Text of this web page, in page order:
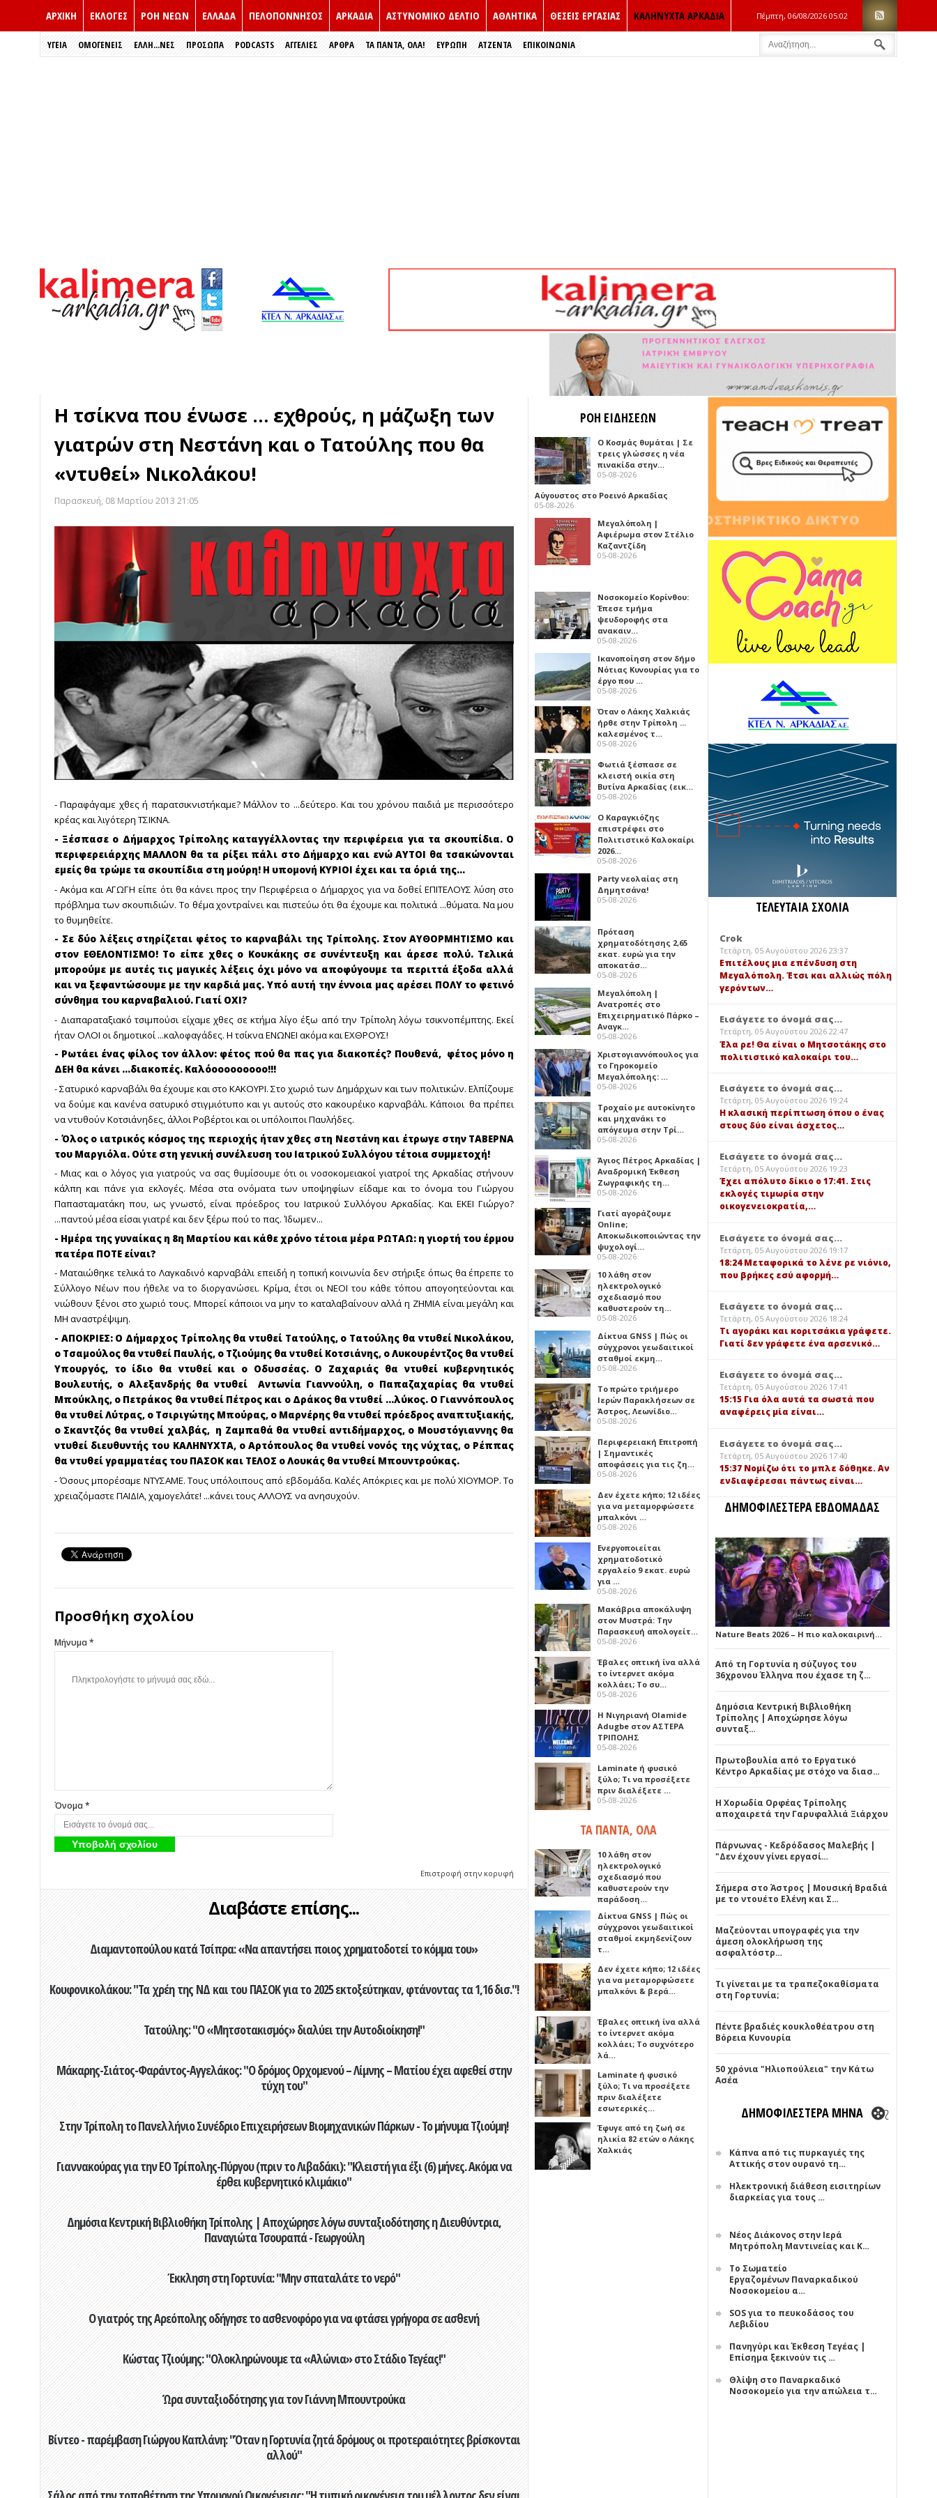
ΑΡΧΙΚΗ ΕΚΛΟΓΈΣ ΡΟΗ ΝΕΩΝ ΕΛΛΑΔΑ ΠΕΛΟΠΟΝΝΗΣΟΣ ΑΡΚΑΔΙΑ ΑΣΤΥΝΟΜΙΚΟ ΔΕΛΤΙΟ ΑΘΛΗΤΙΚΑ ΘΕΣΕΙΣ ΕΡΓΑΣΙΑΣ ΚΑΛΗΝΥΧΤΑ ΑΡΚΑΔΙΑ Πέμπτη, 06/08/2026 05:02
ΥΓΕΙΑ ΟΜΟΓΕΝΕΙΣ ΈΛΛΗ...ΝΕΣ ΠΡΌΣΩΠΑ PODCASTS ΑΓΓΕΛΙΕΣ ΑΡΘΡΑ ΤΑ ΠΑΝΤΑ, ΟΛΑ! ΕΥΡΏΠΗ ΑΤΖΕΝΤΑ ΕΠΙΚΟΙΝΩΝΙΑ
Η τσίκνα που ένωσε … εχθρούς, η μάζωξη των
γιατρών στη Νεστάνη και ο Τατούλης που θα
«ντυθεί» Νικολάκου!
Παρασκευή, 08 Μαρτίου 2013 21:05
- Παραφάγαμε χθες ή παρατσικνιστήκαμε? Μάλλον το ...δεύτερο. Και του χρόνου παιδιά με περισσότερο
κρέας και λιγότερη ΤΣΙΚΝΑ.
- Ξέσπασε ο Δήμαρχος Τρίπολης καταγγέλλοντας την περιφέρεια για τα σκουπίδια. Ο
περιφερειάρχης ΜΑΛΛΟΝ θα τα ρίξει πάλι στο Δήμαρχο και ενώ ΑΥΤΟΙ θα τσακώνονται
εμείς θα τρώμε τα σκουπίδια στη μούρη! Η υπομονή ΚΥΡΙΟΙ έχει και τα όριά της...
- Ακόμα και ΑΓΩΓΗ είπε ότι θα κάνει προς την Περιφέρεια ο Δήμαρχος για να δοθεί ΕΠΙΤΕΛΟΥΣ λύση στο
πρόβλημα των σκουπιδιών. Το θέμα χοντραίνει και πιστεύω ότι θα έχουμε και πολιτικά ...θύματα. Να μου
το θυμηθείτε.
- Σε δύο λέξεις στηρίζεται φέτος το καρναβάλι της Τρίπολης. Στον ΑΥΘΟΡΜΗΤΙΣΜΟ και
στον ΕΘΕΛΟΝΤΙΣΜΟ! Το είπε χθες ο Κουκάκης σε συνέντευξη και άρεσε πολύ. Τελικά
μπορούμε με αυτές τις μαγικές λέξεις όχι μόνο να αποφύγουμε τα περιττά έξοδα αλλά
και να ξεφαντώσουμε με την καρδιά μας. Υπό αυτή την έννοια μας αρέσει ΠΟΛΥ το φετινό
σύνθημα του καρναβαλιού. Γιατί ΟΧΙ?
- Διαπαραταξιακό τσιμπούσι είχαμε χθες σε κτήμα λίγο έξω από την Τρίπολη λόγω τσικνοπέμπτης. Εκεί
ήταν ΟΛΟΙ οι δημοτικοί ...καλοφαγάδες. Η τσίκνα ΕΝΩΝΕΙ ακόμα και ΕΧΘΡΟΥΣ!
- Ρωτάει ένας φίλος τον άλλον: φέτος πού θα πας για διακοπές? Πουθενά, φέτος μόνο η
ΔΕΗ θα κάνει ...διακοπές. Καλόοοοοοοοοο!!!
- Σατυρικό καρναβάλι θα έχουμε και στο ΚΑΚΟΥΡΙ. Στο χωριό των Δημάρχων και των πολιτικών. Ελπίζουμε
να δούμε και κανένα σατυρικό στιγμιότυπο και γι αυτούς στο κακουρέικο καρναβάλι. Κάποιοι θα πρέπει
να ντυθούν Κοτσιάνηδες, άλλοι Ροβέρτοι και οι υπόλοιποι Παυλήδες.
- Όλος ο ιατρικός κόσμος της περιοχής ήταν χθες στη Νεστάνη και έτρωγε στην ΤΑΒΕΡΝΑ
του Μαργιόλα. Ούτε στη γενική συνέλευση του Ιατρικού Συλλόγου τέτοια συμμετοχή!
- Μιας και ο λόγος για γιατρούς να σας θυμίσουμε ότι οι νοσοκομειακοί γιατροί της Αρκαδίας στήνουν
κάλπη και πάνε για εκλογές. Μέσα στα ονόματα των υποψηφίων είδαμε και το όνομα του Γιώργου
Παπασταματάκη που, ως γνωστό, είναι πρόεδρος του Ιατρικού Συλλόγου Αρκαδίας. Και ΕΚΕΙ Γιώργο?
...παντού μέσα είσαι γιατρέ και δεν ξέρω πού το πας. Ίδωμεν...
- Ημέρα της γυναίκας η 8η Μαρτίου και κάθε χρόνο τέτοια μέρα ΡΩΤΑΩ: η γιορτή του έρμου
πατέρα ΠΟΤΕ είναι?
- Ματαιώθηκε τελικά το Λαγκαδινό καρναβάλι επειδή η τοπική κοινωνία δεν στήριξε όπως θα έπρεπε το
Σύλλογο Νέων που ήθελε να το διοργανώσει. Κρίμα, έτσι οι ΝΕΟΙ του κάθε τόπου απογοητεύονται και
νιώθουν ξένοι στο χωριό τους. Μπορεί κάποιοι να μην το καταλαβαίνουν αλλά η ΖΗΜΙΑ είναι μεγάλη και
ΜΗ αναστρέψιμη.
- ΑΠΟΚΡΙΕΣ: Ο Δήμαρχος Τρίπολης θα ντυθεί Τατούλης, ο Τατούλης θα ντυθεί Νικολάκου,
ο Τσαμούλος θα ντυθεί Παυλής, ο Τζιούμης θα ντυθεί Κοτσιάνης, ο Λυκουρέντζος θα ντυθεί
Υπουργός, το ίδιο θα ντυθεί και ο Οδυσσέας. Ο Ζαχαριάς θα ντυθεί κυβερνητικός
Βουλευτής, ο Αλεξανδρής θα ντυθεί Αντωνία Γιαννούλη, ο Παπαζαχαρίας θα ντυθεί
Μπούκλης, ο Πετράκος θα ντυθεί Πέτρος και ο Δράκος θα ντυθεί ...λύκος. Ο Γιαννόπουλος
θα ντυθεί Λύτρας, ο Τσιριγώτης Μπούρας, ο Μαρνέρης θα ντυθεί πρόεδρος αναπτυξιακής,
ο Σκαντζός θα ντυθεί χαλβάς, η Ζαμπαθά θα ντυθεί αντιδήμαρχος, ο Μουστόγιαννης θα
ντυθεί διευθυντής του ΚΑΛΗΝΥΧΤΑ, ο Αρτόπουλος θα ντυθεί νονός της νύχτας, ο Ρέππας
θα ντυθεί γραμματέας του ΠΑΣΟΚ και ΤΕΛΟΣ ο Λουκάς θα ντυθεί Μπουντρούκας.
- Όσους μπορέσαμε ΝΤΥΣΑΜΕ. Τους υπόλοιπους από εβδομάδα. Καλές Απόκριες και με πολύ ΧΙΟΥΜΟΡ. Το
χρειαζόμαστε ΠΑΙΔΙΑ, χαμογελάτε! ...κάνει τους ΑΛΛΟΥΣ να ανησυχούν.
Προσθήκη σχολίου
Μήνυμα *
Όνομα *
Επιστροφή στην κορυφή
Διαβάστε επίσης...
Διαμαντοπούλου κατά Τσίπρα: «Να απαντήσει ποιος χρηματοδοτεί το κόμμα του»
Κουφονικολάκου: "Τα χρέη της ΝΔ και του ΠΑΣΟΚ για το 2025 εκτοξεύτηκαν, φτάνοντας τα 1,16 δισ."!
Τατούλης: "Ο «Μητσοτακισμός» διαλύει την Αυτοδιοίκηση!"
Μάκαρης-Σιάτος-Φαράντος-Αγγελάκος: "Ο δρόμος Ορχομενού – Λίμνης – Ματίου έχει αφεθεί στην
τύχη του"
Στην Τρίπολη το Πανελλήνιο Συνέδριο Επιχειρήσεων Βιομηχανικών Πάρκων - Το μήνυμα Τζιούμη!
Γιαννακούρας για την EO Τρίπολης-Πύργου (πριν το Λιβαδάκι): "Κλειστή για έξι (6) μήνες. Ακόμα να
έρθει κυβερνητικό κλιμάκιο"
Δημόσια Κεντρική Βιβλιοθήκη Τρίπολης | Αποχώρησε λόγω συνταξιοδότησης η Διευθύντρια,
Παναγιώτα Τσουραπά - Γεωργούλη
Έκκληση στη Γορτυνία: "Μην σπαταλάτε το νερό"
Ο γιατρός της Αρεόπολης οδήγησε το ασθενοφόρο για να φτάσει γρήγορα σε ασθενή
Κώστας Τζιούμης: "Ολοκληρώνουμε τα «Αλώνια» στο Στάδιο Τεγέας!"
Ώρα συνταξιοδότησης για τον Γιάννη Μπουντρούκα
Βίντεο - παρέμβαση Γιώργου Καπλάνη: "Όταν η Γορτυνία ζητά δρόμους οι προτεραιότητες βρίσκονται
αλλού"
ΡΟΗ ΕΙΔΗΣΕΩΝ
Ο Κοσμάς θυμάται | Σε
τρεις γλώσσες η νέα
πινακίδα στην…
05-08-2026
Αύγουστος στο Ροεινό Αρκαδίας
05-08-2026
Μεγαλόπολη |
Αφιέρωμα στον Στέλιο
Καζαντζίδη
05-08-2026
Νοσοκομείο Κορίνθου:
Έπεσε τμήμα
ψευδοροφής στα
ανακαιν…
05-08-2026
Ικανοποίηση στον δήμο
Νότιας Κυνουρίας για το
έργο που …
05-08-2026
Όταν ο Λάκης Χαλκιάς
ήρθε στην Τρίπολη ...
καλεσμένος τ…
05-08-2026
Φωτιά ξέσπασε σε
κλειστή οικία στη
Βυτίνα Αρκαδίας (εικ…
05-08-2026
Ο Καραγκιόζης
επιστρέφει στο
Πολιτιστικό Καλοκαίρι
2026…
05-08-2026
Party νεολαίας στη
Δημητσάνα!
05-08-2026
Πρόταση
χρηματοδότησης 2,65
εκατ. ευρώ για την
αποκατάσ…
05-08-2026
Μεγαλόπολη |
Ανατροπές στο
Επιχειρηματικό Πάρκο –
Αναγκ…
05-08-2026
Χριστογιαννόπουλος για
το Γηροκομείο
Μεγαλόπολης: …
05-08-2026
Τροχαίο με αυτοκίνητο
και μηχανάκι το
απόγευμα στην Τρί…
05-08-2026
Άγιος Πέτρος Αρκαδίας |
Αναδρομική Έκθεση
Ζωγραφικής τη…
05-08-2026
Γιατί αγοράζουμε
Online;
Αποκωδικοποιώντας την
ψυχολογί…
05-08-2026
10 λάθη στον
ηλεκτρολογικό
σχεδιασμό που
καθυστερούν τη…
05-08-2026
Δίκτυα GNSS | Πώς οι
σύγχρονοι γεωδαιτικοί
σταθμοί εκμη…
05-08-2026
Το πρώτο τριήμερο
Ιερών Παρακλήσεων σε
Άστρος, Λεωνίδιο…
05-08-2026
Περιφερειακή Επιτροπή
| Σημαντικές
αποφάσεις για τις ζη…
05-08-2026
Δεν έχετε κήπο; 12 ιδέες
για να μεταμορφώσετε
μπαλκόνι …
05-08-2026
Ενεργοποιείται
χρηματοδοτικό
εργαλείο 9 εκατ. ευρώ
για …
05-08-2026
Μακάβρια αποκάλυψη
στον Μυστρά: Την
Παρασκευή απολογείτ…
05-08-2026
Έβαλες οπτική ίνα αλλά
το ίντερνετ ακόμα
κολλάει; Το συ…
05-08-2026
Η Νιγηριανή Olamide
Adugbe στον ΑΣΤΕΡΑ
ΤΡΙΠΟΛΗΣ
05-08-2026
Laminate ή φυσικό
ξύλο; Τι να προσέξετε
πριν διαλέξετε …
05-08-2026
ΤΑ ΠΑΝΤΑ, ΟΛΑ
10 λάθη στον
ηλεκτρολογικό
σχεδιασμό που
καθυστερούν την
παράδοση…
Δίκτυα GNSS | Πώς οι
σύγχρονοι γεωδαιτικοί
σταθμοί εκμηδενίζουν
τ…
Δεν έχετε κήπο; 12 ιδέες
για να μεταμορφώσετε
μπαλκόνι & βερά…
Έβαλες οπτική ίνα αλλά
το ίντερνετ ακόμα
κολλάει; Το συχνότερο
λά…
Laminate ή φυσικό
ξύλο; Τι να προσέξετε
πριν διαλέξετε
εσωτερικές…
Έφυγε από τη ζωή σε
ηλικία 82 ετών ο Λάκης
Χαλκιάς
ΤΕΛΕΥΤΑΙΑ ΣΧΟΛΙΑ
Crok
Τετάρτη, 05 Αυγούστου 2026 23:37
Επιτέλους μια επένδυση στη
Μεγαλόπολη. Έτσι και αλλιώς πόλη
γερόντων…
Εισάγετε το όνομά σας...
Τετάρτη, 05 Αυγούστου 2026 22:47
Έλα ρε! Θα είναι ο Μητσοτάκης στο
πολιτιστικό καλοκαίρι του…
Εισάγετε το όνομά σας...
Τετάρτη, 05 Αυγούστου 2026 19:24
Η κλασική περίπτωση όπου ο ένας
στους δύο είναι άσχετος…
Εισάγετε το όνομά σας...
Τετάρτη, 05 Αυγούστου 2026 19:23
Έχει απόλυτο δίκιο ο 17:41. Στις
εκλογές τιμωρία στην
οικογενειοκρατία,…
Εισάγετε το όνομά σας...
Τετάρτη, 05 Αυγούστου 2026 19:17
18:24 Μεταφορικά το λένε ρε νιόνιο,
που βρήκες εσύ αφορμή…
Εισάγετε το όνομά σας...
Τετάρτη, 05 Αυγούστου 2026 18:24
Τι αγοράκι και κοριτσάκια γράφετε.
Γιατί δεν γράφετε ένα αρσενικό…
Εισάγετε το όνομά σας...
Τετάρτη, 05 Αυγούστου 2026 17:41
15:15 Για όλα αυτά τα σωστά που
αναφέρεις μία είναι…
Εισάγετε το όνομά σας...
Τετάρτη, 05 Αυγούστου 2026 17:40
15:37 Νομίζω ότι το μπλε δόθηκε. Αν
ενδιαφέρεσαι πάντως είναι…
ΔΗΜΟΦΙΛΕΣΤΕΡΑ ΕΒΔΟΜΑΔΑΣ
Nature Beats 2026 – Η πιο καλοκαιρινή…
Από τη Γορτυνία η σύζυγος του
36χρονου Έλληνα που έχασε τη ζ…
Δημόσια Κεντρική Βιβλιοθήκη
Τρίπολης | Αποχώρησε λόγω
συνταξ…
Πρωτοβουλία από το Εργατικό
Κέντρο Αρκαδίας με στόχο να διασ…
Η Χορωδία Ορφέας Τρίπολης
αποχαιρετά την Γαρυφαλλιά Ξιάρχου
Πάρνωνας - Κεδρόδασος Μαλεβής |
"Δεν έχουν γίνει εργασί…
Σήμερα στο Άστρος | Μουσική Βραδιά
με το ντουέτο Ελένη και Σ…
Μαζεύονται υπογραφές για την
άμεση ολοκλήρωση της
ασφαλτόστρ…
Τι γίνεται με τα τραπεζοκαθίσματα
στη Γορτυνία;
Πέντε βραδιές κουκλοθέατρου στη
Βόρεια Κυνουρία
50 χρόνια "Ηλιοπούλεια" την Κάτω
Ασέα
ΔΗΜΟΦΙΛΕΣΤΕΡΑ ΜΗΝΑ
Κάπνα από τις πυρκαγιές της
Αττικής στον ουρανό τη…
Ηλεκτρονική διάθεση εισιτηρίων
διαρκείας για τους …
Νέος Διάκονος στην Ιερά
Μητρόπολη Μαντινείας και Κ…
Το Σωματείο
Εργαζομένων Παναρκαδικού
Νοσοκομείου α…
SOS για το πευκοδάσος του
Λεβιδίου
Πανηγύρι και Έκθεση Τεγέας |
Επίσημα ξεκινούν τις …
Θλίψη στο Παναρκαδικό
Νοσοκομείο για την απώλεια τ…